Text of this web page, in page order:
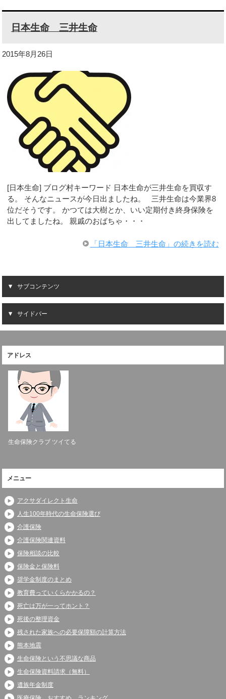
日本生命 三井生命
2015年8月26日
[日本生命] ブログ村キーワード 日本生命が三井生命を買収す
る。 そんなニュースが今日出ましたね。 三井生命は今業界8
位だそうです。 かつては大樹とか、いい定期付き終身保険を
出してましたね。 親戚のおばちゃ・・・
「日本生命 三井生命」の続きを読む
サブコンテンツ
サイドバー
アドレス
生命保険クラブ ツイてる
メニュー
アクサダイレクト生命
人生100年時代の生命保険選び
介護保険
介護保険関連資料
保険相談の比較
保険金と保険料
奨学金制度のまとめ
教育費っていくらかかるの？
死亡は万が一ってホント？
死後の整理資金
残された家族への必要保障額の計算方法
熊本地震
生命保険という不思議な商品
生命保険資料請求（無料）
遺族年金制度